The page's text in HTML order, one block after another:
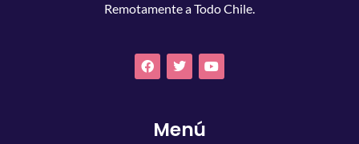
Remotamente a Todo Chile.
Menú